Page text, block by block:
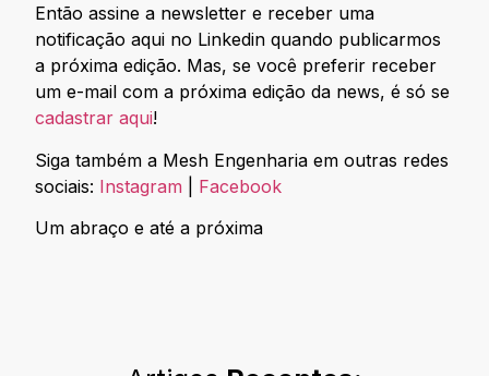
Então assine a newsletter e receber uma
notificação aqui no Linkedin quando publicarmos
a próxima edição. Mas, se você preferir receber
um e-mail com a próxima edição da news, é só se
cadastrar aqui!
Siga também a Mesh Engenharia em outras redes
sociais: Instagram
Facebook
Um abraço e até a próxima